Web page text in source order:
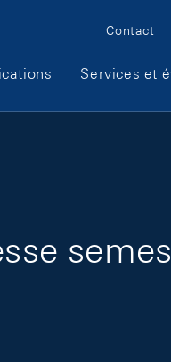
Meta
Contact
Services et